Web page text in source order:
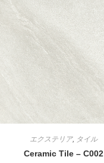
エクステリア, タイル
Ceramic Tile – C002